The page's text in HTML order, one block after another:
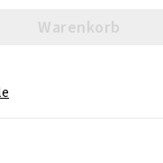
Warenkorb